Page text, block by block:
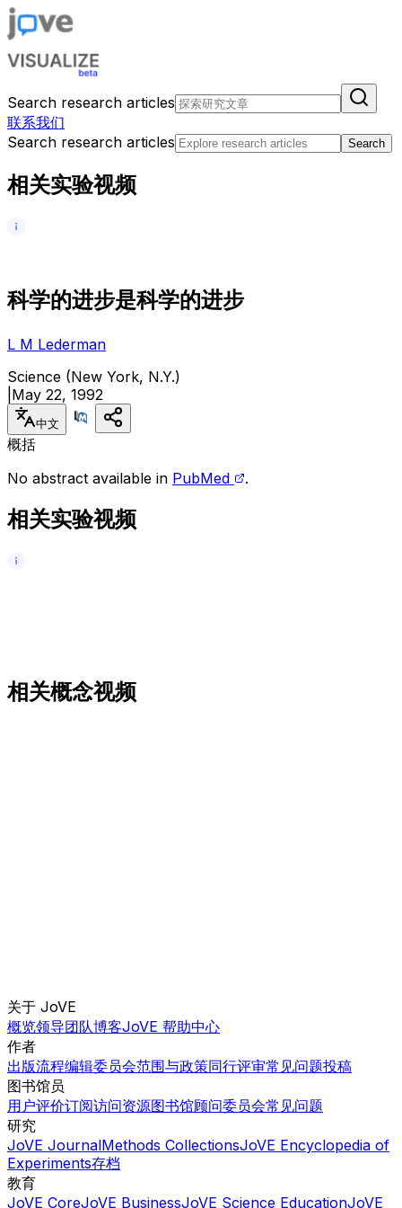
Search research articles
联系我们
Search research articles
Search
相关实验视频
科学的进步是科学的进步
L M Lederman
Science (New York, N.Y.)
May 22, 1992
中文
概括
No abstract available in PubMed .
相关实验视频
相关概念视频
关于 JoVE
概览领导团队博客JoVE 帮助中心
作者
出版流程编辑委员会范围与政策同行评审常见问题投稿
图书馆员
用户评价订阅访问资源图书馆顾问委员会常见问题
研究
JoVE JournalMethods CollectionsJoVE Encyclopedia of
Experiments存档
教育
JoVE CoreJoVE BusinessJoVE Science EducationJoVE